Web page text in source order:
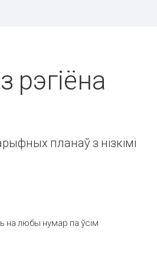
рэгіёна
планаў з нізкімі
на любы нумар па ўсім